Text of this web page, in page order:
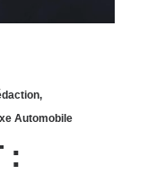
,
Automobile
: